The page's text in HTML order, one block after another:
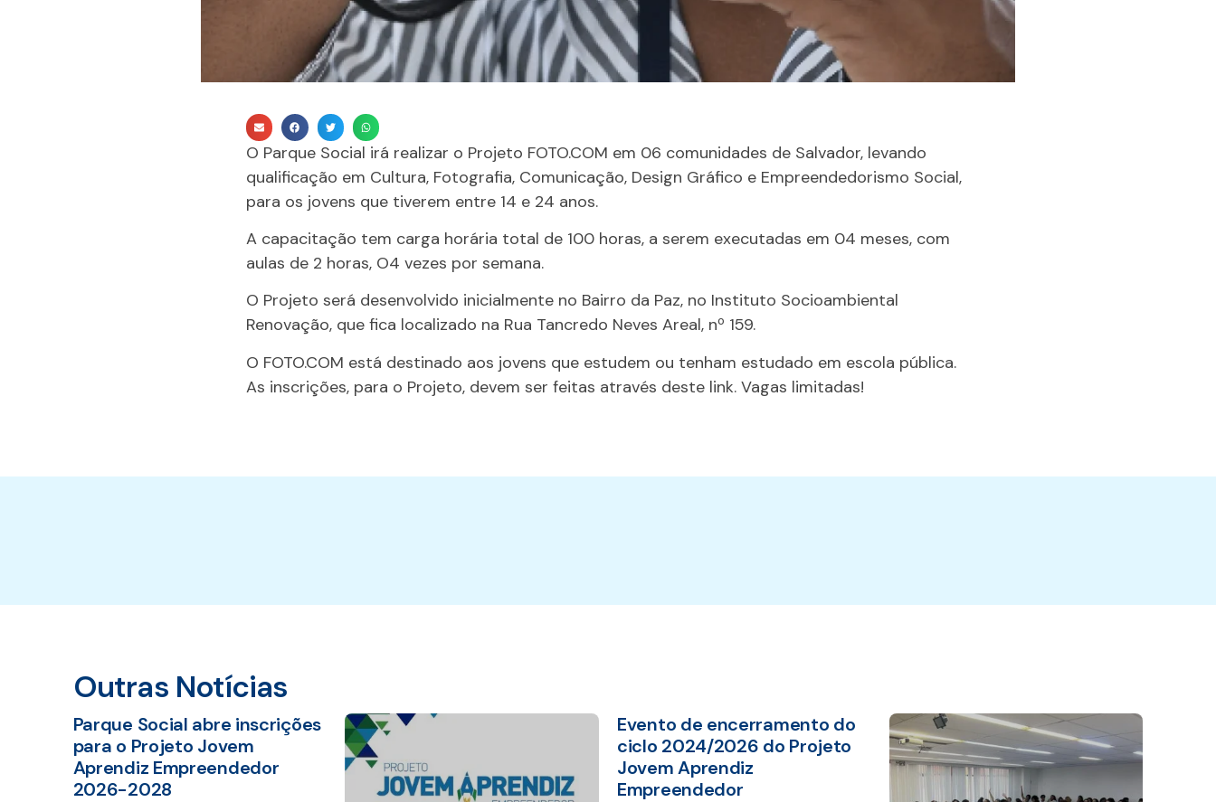
O Parque Social irá realizar o Projeto FOTO.COM em 06 comunidades de Salvador, levando
qualificação em Cultura, Fotografia, Comunicação, Design Gráfico e Empreendedorismo Social,
para os jovens que tiverem entre 14 e 24 anos.
A capacitação tem carga horária total de 100 horas, a serem executadas em 04 meses, com
aulas de 2 horas, O4 vezes por semana.
O Projeto será desenvolvido inicialmente no Bairro da Paz, no Instituto Socioambiental
Renovação, que fica localizado na Rua Tancredo Neves Areal, nº 159.
O FOTO.COM está destinado aos jovens que estudem ou tenham estudado em escola pública.
As inscrições, para o Projeto, devem ser feitas através deste link. Vagas limitadas!
Outras Notícias
Parque Social abre inscrições
para o Projeto Jovem
Aprendiz Empreendedor
2026-2028
Evento de encerramento do
ciclo 2024/2026 do Projeto
Jovem Aprendiz
Empreendedor